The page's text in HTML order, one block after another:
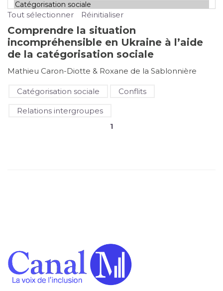
Tout sélectionner Réinitialiser
Comprendre la situation
incompréhensible en Ukraine à l’aide
de la catégorisation sociale
Mathieu Caron-Diotte & Roxane de la Sablonnière
Catégorisation sociale Conflits
Relations intergroupes
1